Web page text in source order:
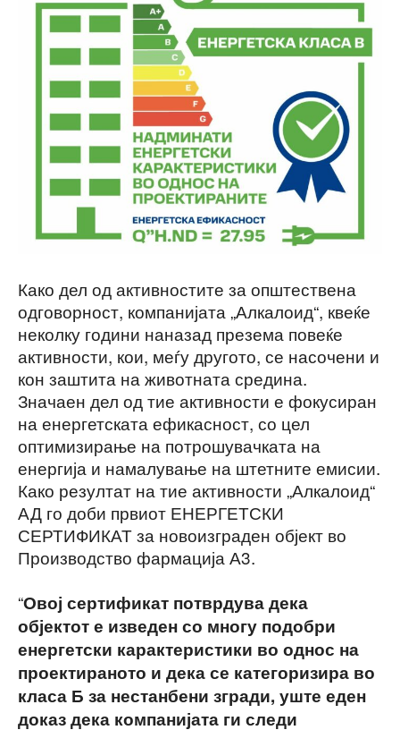
Како дел од активностите за општествена
одговорност, компанијата „Алкалоид“, квеќе
неколку години наназад презема повеќе
активности, кои, меѓу другото, се насочени и
кон заштита на животната средина.
Значаен дел од тие активности е фокусиран
на енергетската ефикасност, со цел
оптимизирање на потрошувачката на
енергија и намалување на штетните емисии.
Како резултат на тие активности „Алкалоид“
АД го доби првиот ЕНЕРГЕТСКИ
СЕРТИФИКАТ за новоизграден објект во
Производство фармација А3.
“Овој сертификат потврдува дека
објектот е изведен со многу подобри
енергетски карактеристики во однос на
проектираното и дека се категоризира во
класа Б за нестанбени згради, уште еден
доказ дека компанијата ги следи